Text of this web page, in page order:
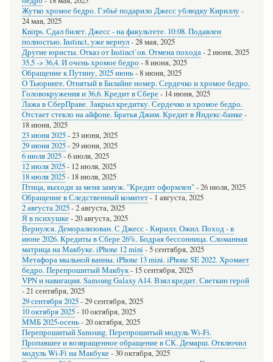
Жутко хромое бедро. Гэбьё подарило Джесс ублюдку Кириллу-
24 мая, 2025
Knirps. Сдал билет. Джесс - на факультете. 10:08. Подавлен
полностью. Instinct, уже вернул-28 мая, 2025
Другие юристы. Отказ от Instinct`ов. Отмена похода-2 июня, 2025
35,5 -> 36,4. И очень хромое бедро -8 июня, 2025
Обращение к Путину, 2025 июнь-8 июня, 2025
О Тьюринге. Отнятый в Билайне номер. Сердечко и хромое бедро.
Головокружения и 36,6. Кредит в Сбере- 14 июня, 2025
Лажа в СберПраве. Закрыл кредитку. Сердечко и хромое бедро.
Отстает стекло на айфоне. Братья Джим. Кредит в Яндекс-банке-
18 июня, 2025
23 июня 2025-23 июня, 2025
29 июня 2025-29 июня, 2025
6 июля 2025-6 июля, 2025
12 июля 2025- 12 июля, 2025
18 июля 2025- 18 июля, 2025
Птица, выходи за меня замуж. "Кредит оформлен"-26 июля, 2025
Обращение в Следственный комитет- 1 августа, 2025
2 августа 2025-2 августа, 2025
Я в психушке-20 августа, 2025
Вернулся. Деморализован. С Джесс - Кирилл. Ожил. Поход - в
июне 2026. Кредиты в Сбере 26%. Бодрая бессонница. Сломанная
матрица на Макбуке. iPhone 12 mini -5 сентября, 2025
Метафора мыльной ванны. iPhone 13 mini. iPhone SE 2022. Хромает
бедро. Перепрошитый Макбук- 15 сентября, 2025
VPN и навигация. Samsung Galaxy A14. Взял кредит. Светкин герой
-21 сентября, 2025
29 сентября 2025-29 сентября, 2025
10 октября 2025- 10 октября, 2025
ММБ 2025-осень-20 октября, 2025
Перепрошитый Samsung. Перепрошитый модуль Wi-Fi.
Пропавшее и возвращенное обращение в СК. Демарш. Отключил
модуль Wi-Fi на Макбуке-30 октября, 2025